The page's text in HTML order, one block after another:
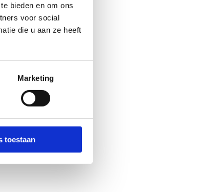
bieden en om ons
voor social
die u aan ze heeft
Marketing
toestaan